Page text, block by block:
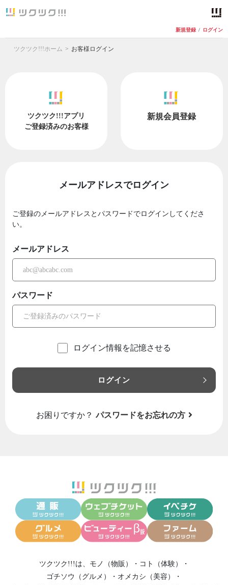
新規登録 / ログイン
ツクツク!!!ホーム お客様ログイン
ツクツク!!!アプリ
ご登録済みのお客様
新規会員登録
メールアドレスでログイン
ご登録のメールアドレスとパスワードでログインしてくださ
い。
メールアドレス
パスワード
ログイン情報を記憶させる
ログイン
お困りですか？ パスワードをお忘れの方
ツクツク!!!は、 モノ（物販） ・ コト（体験）
・
ゴチソウ（グルメ）
・ オメカシ（美容）
・